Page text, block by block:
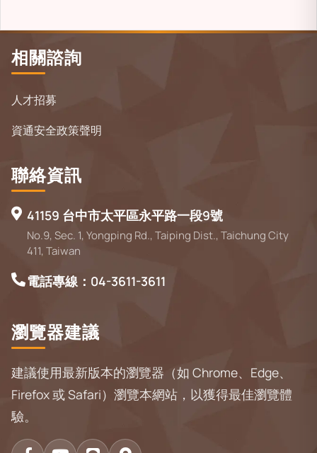
相關諮詢
人才招募
資通安全政策聲明
聯絡資訊
41159 台中市太平區永平路一段9號
No.9, Sec. 1, Yongping Rd., Taiping Dist., Taichung City
411, Taiwan
電話專線：04-3611-3611
瀏覽器建議
建議使用最新版本的瀏覽器（如 Chrome、Edge、
Firefox 或 Safari）瀏覽本網站，以獲得最佳瀏覽體
驗。